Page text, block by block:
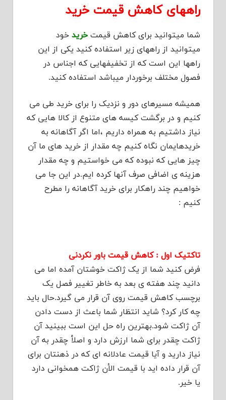
راههای کاهش قیمت خرید
شما میتوانید برای کاهش قیمت خرید خود
میتوانید از راههای زیر استفاده کنید یکی از این
راهها این است که از تخفیفهایی که اجناس در
فصول مختلف برخوردار میباشد استفاده کنید.
همیشه مسیرهای دور و نزدیک را برای خرید طی می
کنیم و در برگشت کیسه های متنوع از کالا هایی که
نیاز داشتیم به همراه داریم ،اما اگر آگاهانه به
خریدهایمان نگاه کنیم چه مقدار از خرید های ما آن
چیز هایی که نبوده که می خواستیم و چه مقدار
هزینه ی اضافی صرف آنها کرده ایم.در این جا می
خواهیم چند راهکار برای خرید آگاهانه را مطرح
کنیم :
تاکتیک اول : کاهش قیمت باور نکردنی
فرض کنید شما از یک ژاکت خوشتان آمده اما می
دانید چند هفته ی بعد به خاطر تغییر فصل یک
برچسب کاهش قیمت روی آن قرار می گیرد.حال باید
چه کار کرد؟ شاید انتظار شما باعث از دست دادن
آن ژاکت شود.بهترین راه حل این است ببینید آن
ژاکت چقدر برای شما ارزش دارد و اصلأ چقدر به آن
نیاز دارید و آیا قیمت عادلانه ای که در ذهنتان برای
آن قرار داده اید با قیمت الأن ژاکت همخوانی دارد
یا خیر.